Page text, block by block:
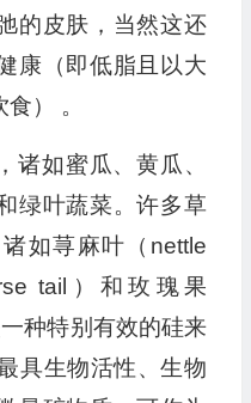
的皮肤，当然这还
康（即低脂且以大
） 。
诸如蜜瓜、黄瓜、
绿叶蔬菜。许多草
如荨麻叶（nettle
tail）和玫瑰果
种特别有效的硅来
具生物活性、生物